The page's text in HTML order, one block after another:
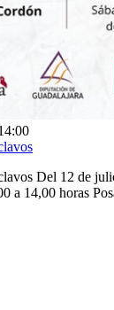
Del 12 de
a 14,00 horas